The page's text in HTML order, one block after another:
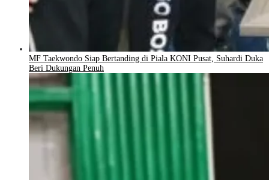
MF Taekwondo Siap Bertanding di Piala KONI Pusat, Suhardi Duka
Beri Dukungan Penuh